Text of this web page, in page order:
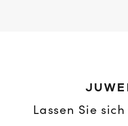
Lassen Sie